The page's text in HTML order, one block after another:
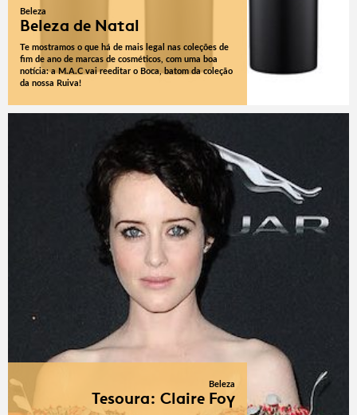
Beleza
Beleza de Natal
Te mostramos o que há de mais legal nas coleções de
fim de ano de marcas de cosméticos, com uma boa
notícia: a M.A.C vai reeditar o Boca, batom da coleção
da nossa Ruiva!
Beleza
Tesoura: Claire Foy